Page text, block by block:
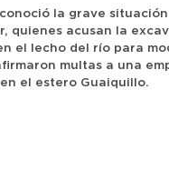
la grave
quienes acusan la
el lecho del río para
multas a una
el estero Guaiquillo.